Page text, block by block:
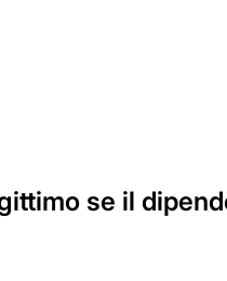
se il